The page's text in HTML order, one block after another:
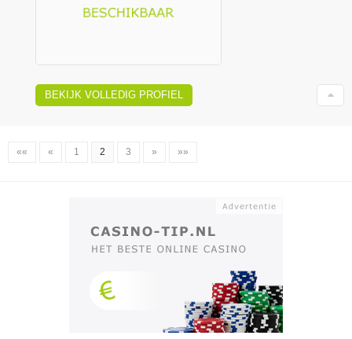
BEKIJK VOLLEDIG PROFIEL
«« « 1 2 3 » »»